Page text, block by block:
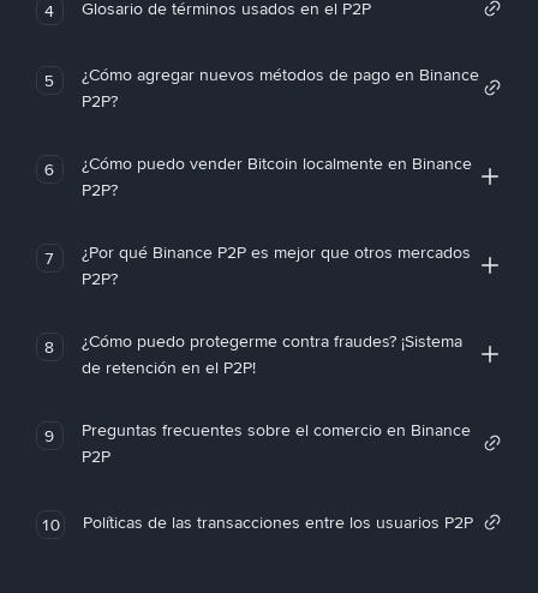
4 Glosario de términos usados en el P2P
5
¿Cómo agregar nuevos métodos de pago en Binance
P2P?
6
¿Cómo puedo vender Bitcoin localmente en Binance
P2P?
7
¿Por qué Binance P2P es mejor que otros mercados
P2P?
8
¿Cómo puedo protegerme contra fraudes? ¡Sistema
de retención en el P2P!
9
Preguntas frecuentes sobre el comercio en Binance
P2P
10 Políticas de las transacciones entre los usuarios P2P